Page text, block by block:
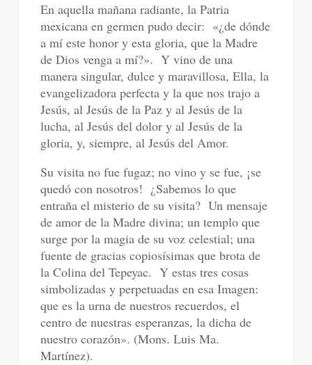
En aquella mañana radiante, la Patria
mexicana en germen pudo decir: «¿de dónde
a mí este honor y esta gloria, que la Madre
de Dios venga a mí?». Y vino de una
manera singular, dulce y maravillosa, Ella, la
evangelizadora perfecta y la que nos trajo a
Jesús, al Jesús de la Paz y al Jesús de la
lucha, al Jesús del dolor y al Jesús de la
gloria, y, siempre, al Jesús del Amor.
Su visita no fue fugaz; no vino y se fue, ¡se
quedó con nosotros! ¿Sabemos lo que
entraña el misterio de su visita? Un mensaje
de amor de la Madre divina; un templo que
surge por la magia de su voz celestial; una
fuente de gracias copiosísimas que brota de
la Colina del Tepeyac. Y estas tres cosas
simbolizadas y perpetuadas en esa Imagen:
que es la urna de nuestros recuerdos, el
centro de nuestras esperanzas, la dicha de
nuestro corazón». (Mons. Luis Ma.
Martínez).